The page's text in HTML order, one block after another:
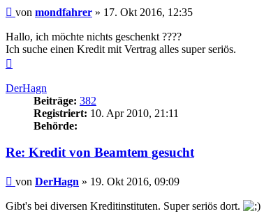
Beitrag
von mondfahrer » 17. Okt 2016, 12:35
Hallo, ich möchte nichts geschenkt ????
Ich suche einen Kredit mit Vertrag alles super seriös.
DerHagn
Beiträge: 382
Registriert: 10. Apr 2010, 21:11
Behörde:
Re: Kredit von Beamtem gesucht
Beitrag
von DerHagn » 19. Okt 2016, 09:09
Gibt's bei diversen Kreditinstituten. Super seriös dort.